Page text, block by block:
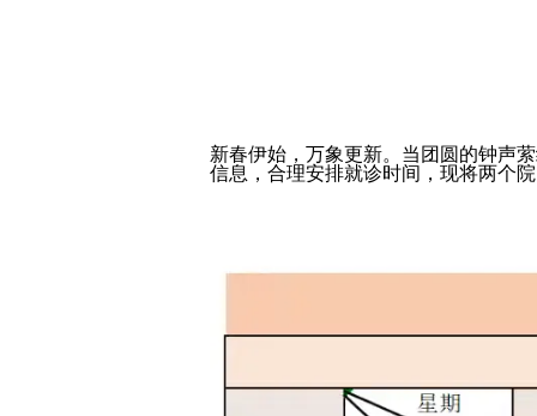
新春伊始，万象更新。当团圆的钟声
信息，合理安排就诊时间，现将两个